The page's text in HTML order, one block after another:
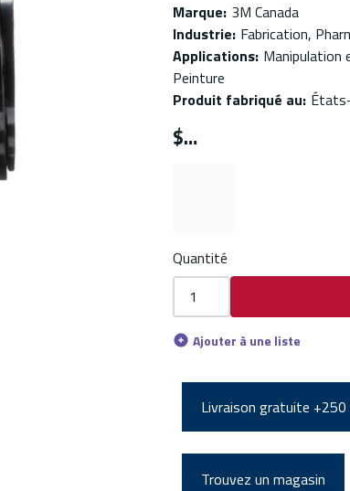
suivante
Marque: 3M Canada
Industrie: Fabrication,
Applications: Manipulation
Peinture
Produit fabriqué au:
$
Quantité
Ajouter à une liste
Livraison gratuite
Trouvez un magasin